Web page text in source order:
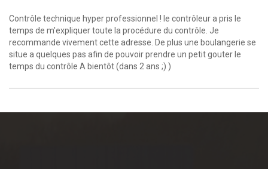
Contrôle technique hyper professionnel ! le contrôleur a pris le
temps de m'expliquer toute la procédure du contrôle. Je
recommande vivement cette adresse. De plus une boulangerie se
situe a quelques pas afin de pouvoir prendre un petit gouter le
temps du contrôle A bientôt (dans 2 ans ;) )